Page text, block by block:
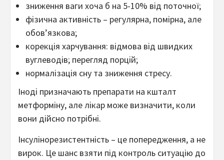
зниження ваги хоча б на 5-10% від поточної;
фізична активність – регулярна, помірна, але
обов’язкова;
корекція харчування: відмова від швидких
вуглеводів; перегляд порцій;
нормалізація сну та зниження стресу.
Іноді призначають препарати на кшталт
метформіну, але лікар може визначити, коли
вони дійсно потрібні.
Інсулінорезистентність – це попередження, а не
вирок. Це шанс взяти під контроль ситуацію до